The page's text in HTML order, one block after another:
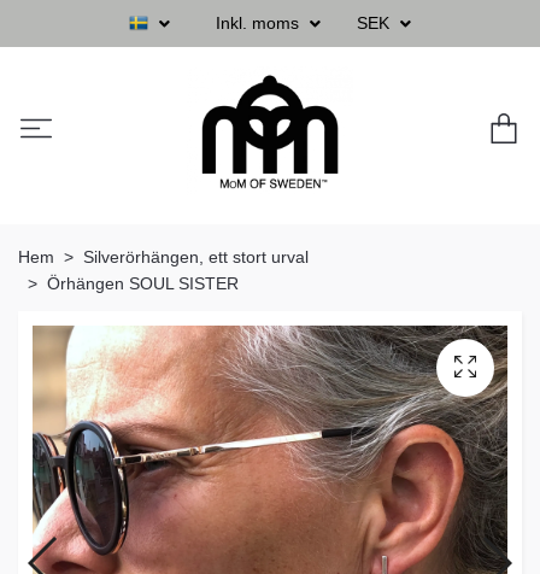
Inkl. moms SEK
Hem
Silverörhängen, ett stort urval
Örhängen SOUL SISTER